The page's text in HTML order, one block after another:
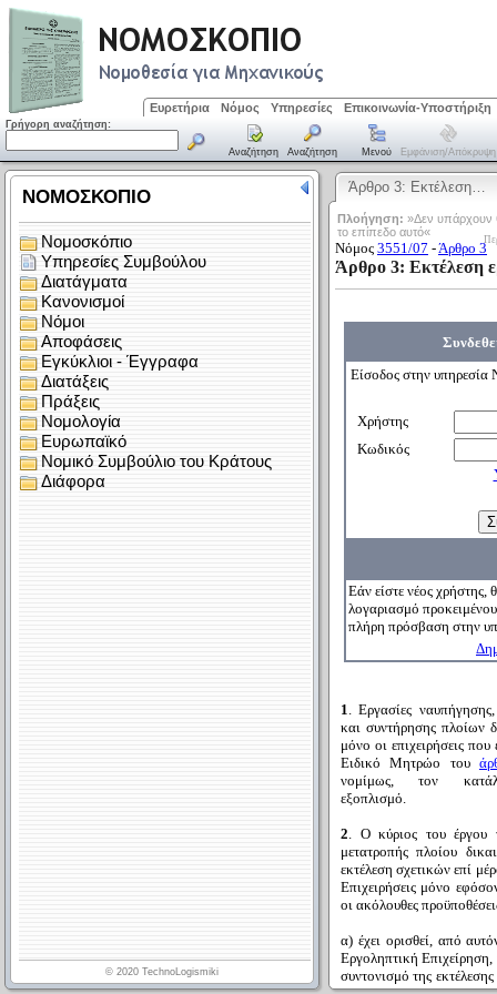
Ευρετήρια Νόμος Υπηρεσίες Επικοινωνία-Υποστήριξη
Γρήγορη αναζήτηση:
Αναζήτηση Αναζήτηση Μενού Εμφάνιση/απόκρυψη
Άρθρο 3: Εκτέλεση…